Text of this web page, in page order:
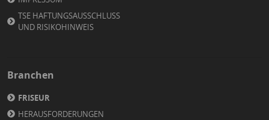
TSE HAFTUNGSAUSSCHLUSS
UND RISIKOHINWEIS
Branchen
FRISEUR
HERAUSFORDERUNGEN